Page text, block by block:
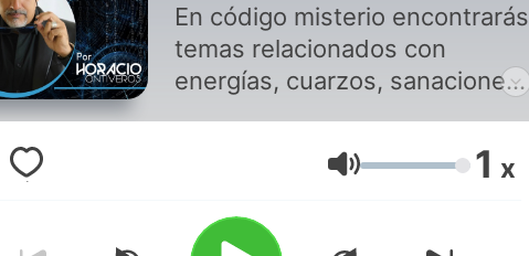
En código misterio encontrarás
temas relacionados con
energías, cuarzos, sanaciones,
pirámides, misterios
inexplicables, culturas
desaparecidos, pero también
Volume 1 x